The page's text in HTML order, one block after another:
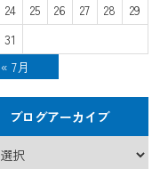
24 25 26 27 28
29
31
« 7月
ブログアーカイブ